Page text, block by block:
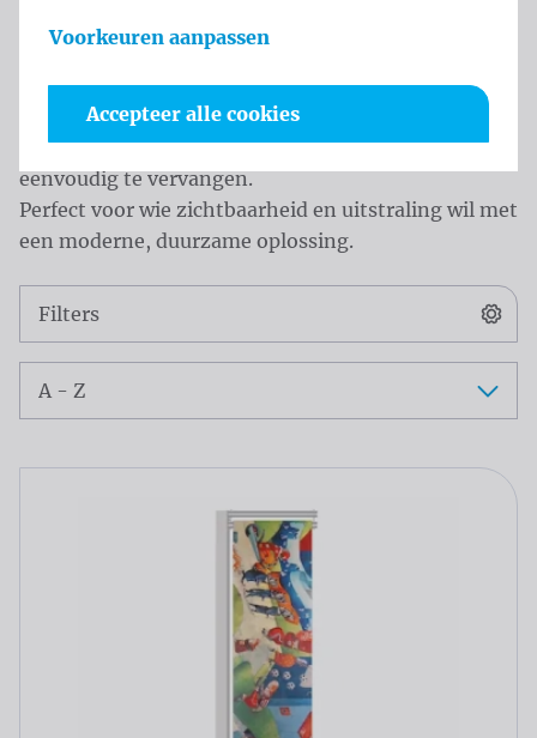
voor lichtreclame en combineert design met
Het soltis-weefsel, een gecoat PVC-doek met fijne
open structuur, is weerbestendig, kleurvast en
eenvoudig te vervangen.
Perfect voor wie zichtbaarheid en uitstraling wil met
een moderne, duurzame oplossing.
Catalogus
Filters
Sorteer
Voorkeuren aanpassen
Accepteer alle cookies